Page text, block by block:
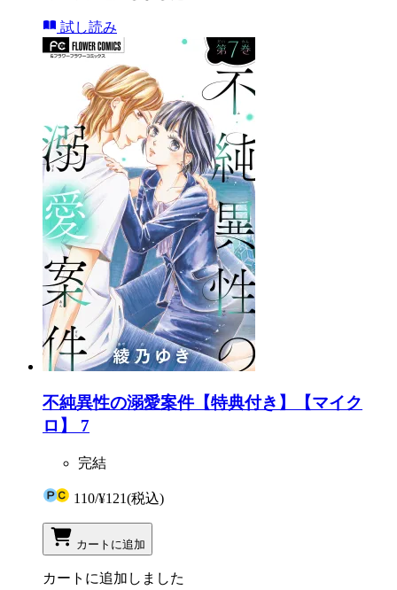
試し読み
不純異性の溺愛案件【特典付き】【マイク
ロ】 7
完結
110/¥121(税込)
カートに追加
カートに追加しました